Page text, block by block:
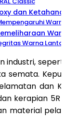
dan
Warna Lantai
industri,
semata.
dan
kerapian 5R
material